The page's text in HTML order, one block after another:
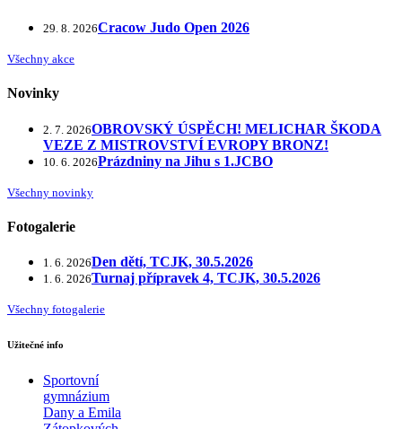
29. 8. 2026Cracow Judo Open 2026
Všechny akce
Novinky
2. 7. 2026OBROVSKÝ ÚSPĚCH! MELICHAR ŠKODA
VEZE Z MISTROVSTVÍ EVROPY BRONZ!
10. 6. 2026Prázdniny na Jihu s 1.JCBO
Všechny novinky
Fotogalerie
1. 6. 2026Den dětí, TCJK, 30.5.2026
1. 6. 2026Turnaj přípravek 4, TCJK, 30.5.2026
Všechny fotogalerie
Užitečné info
Sportovní
gymnázium
Dany a Emila